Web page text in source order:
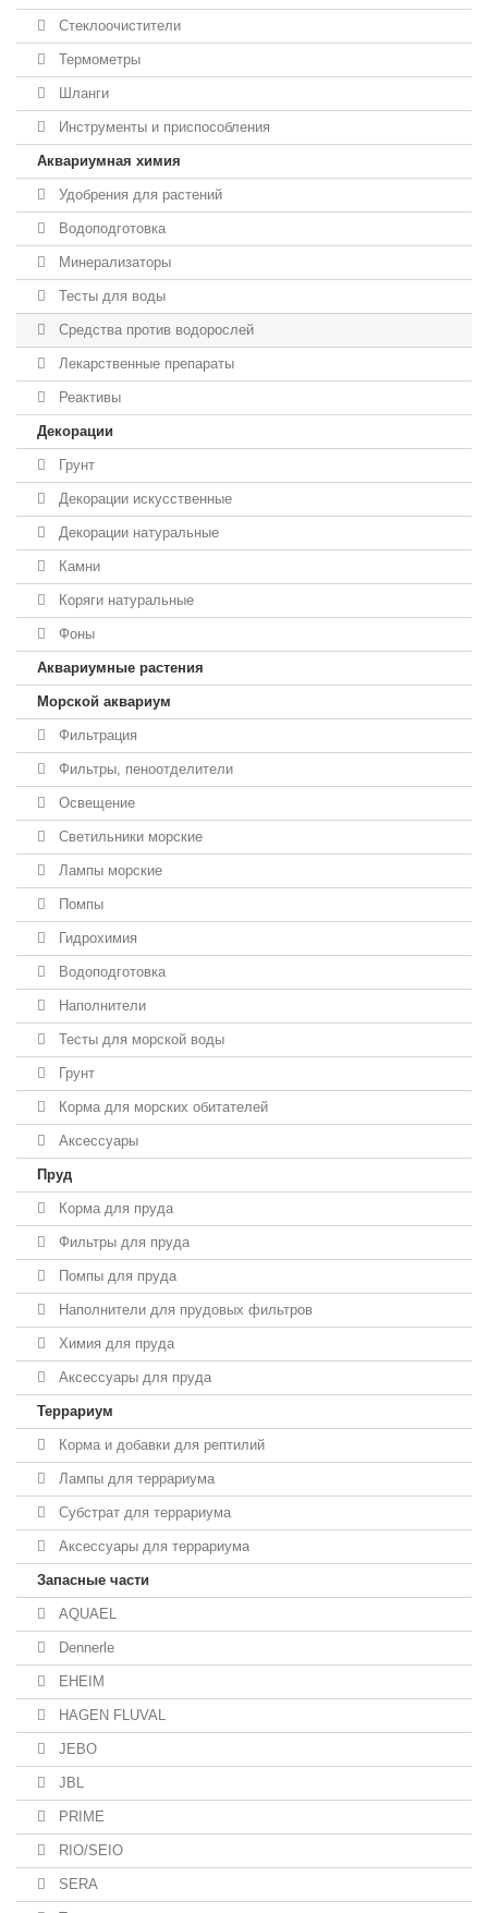
Стеклоочистители
Термометры
Шланги
Инструменты и приспособления
Аквариумная химия
Удобрения для растений
Водоподготовка
Минерализаторы
Тесты для воды
Средства против водорослей
Лекарственные препараты
Реактивы
Декорации
Грунт
Декорации искусственные
Декорации натуральные
Камни
Коряги натуральные
Фоны
Аквариумные растения
Морской аквариум
Фильтрация
Фильтры, пеноотделители
Освещение
Светильники морские
Лампы морские
Помпы
Гидрохимия
Водоподготовка
Наполнители
Тесты для морской воды
Грунт
Корма для морских обитателей
Аксессуары
Пруд
Корма для пруда
Фильтры для пруда
Помпы для пруда
Наполнители для прудовых фильтров
Химия для пруда
Аксессуары для пруда
Террариум
Корма и добавки для рептилий
Лампы для террариума
Субстрат для террариума
Аксессуары для террариума
Запасные части
AQUAEL
Dennerle
EHEIM
HAGEN FLUVAL
JEBO
JBL
PRIME
RIO/SEIO
SERA